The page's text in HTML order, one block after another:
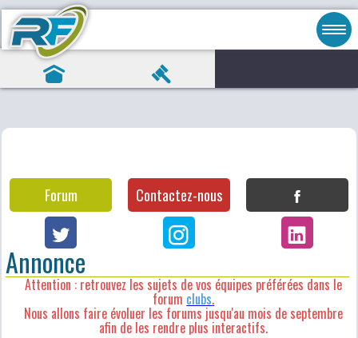
Forum Contactez-nous
Annonce
Attention : retrouvez les sujets de vos équipes préférées dans le
forum clubs.
Nous allons faire évoluer les forums jusqu'au mois de septembre
afin de les rendre plus interactifs.